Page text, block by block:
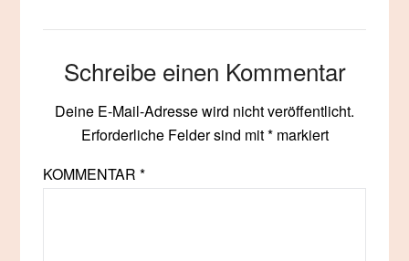
Schreibe einen Kommentar
Deine E-Mail-Adresse wird nicht veröffentlicht.
Erforderliche Felder sind mit*markiert
KOMMENTAR*